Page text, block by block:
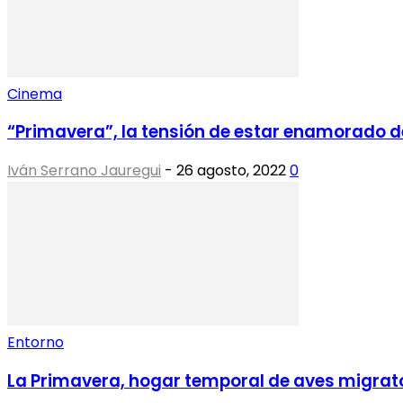
Cinema
“Primavera”, la tensión de estar enamorado
Iván Serrano Jauregui - 26 agosto, 20220
Entorno
La Primavera, hogar temporal de aves